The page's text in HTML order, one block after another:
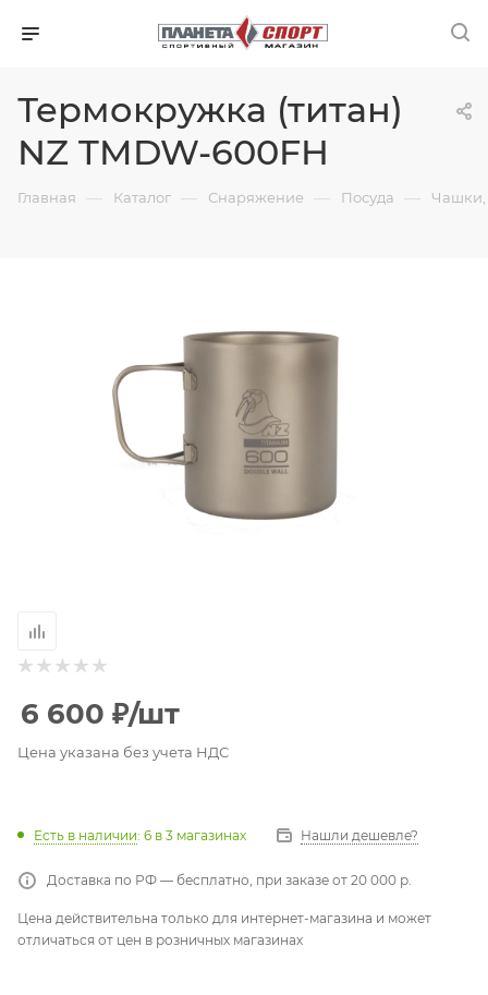
Термокружка (титан)
NZ TMDW-600FH
Главная — Каталог — Снаряжение — Посуда —
6 600 ₽/шт
Цена указана без учета НДС
Есть в наличии: 6 в 3 магазинах Нашли дешевле?
Доставка по РФ — бесплатно, при заказе от 20 000 р.
Цена действительна только для интернет-магазина и может
отличаться от цен в розничных магазинах